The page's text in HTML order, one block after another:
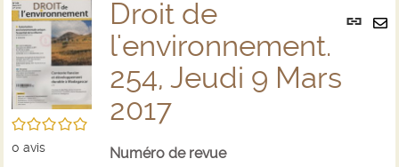
Lien
/5
0 avis
Droit de
l'environnement.
254, Jeudi 9 Mars
2017
Numéro de revue